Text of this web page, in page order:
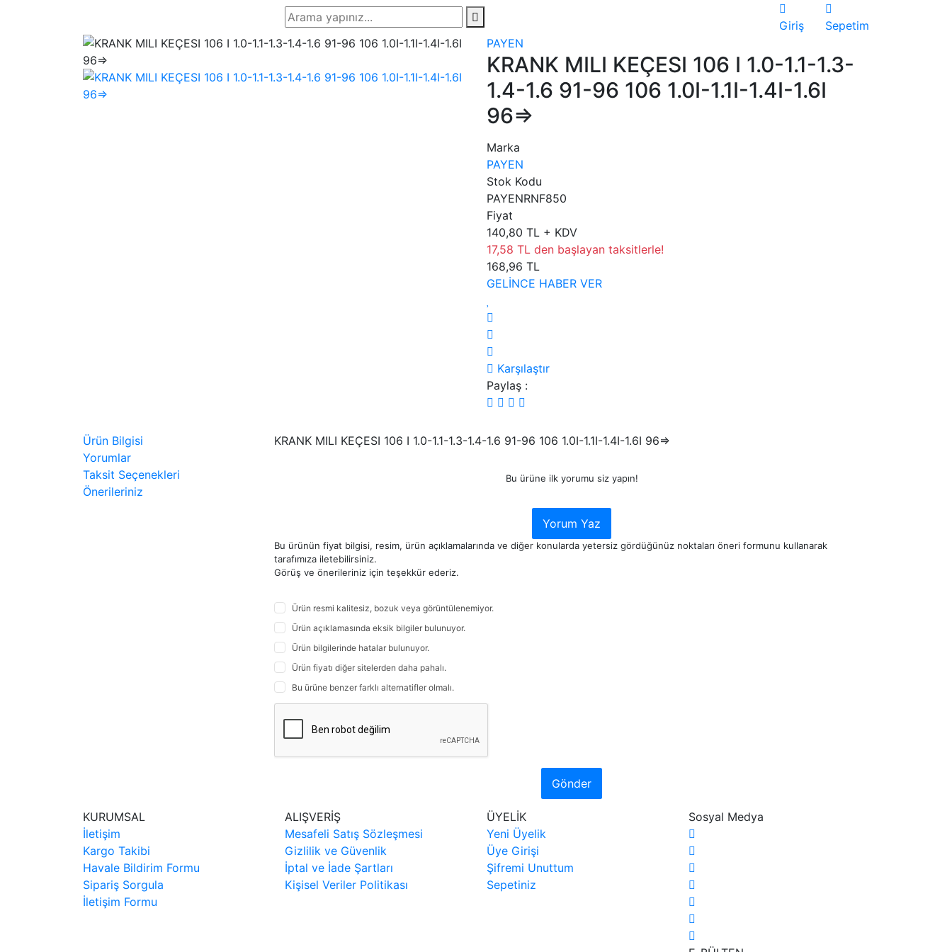
Giriş
Sepetim
PAYEN
KRANK MILI KEÇESI 106 I 1.0-1.1-1.3-
1.4-1.6 91-96 106 1.0I-1.1I-1.4I-1.6I
96=>
Marka
PAYEN
Stok Kodu
PAYENRNF850
Fiyat
140,80 TL + KDV
17,58 TL den başlayan taksitlerle!
168,96 TL
GELİNCE HABER VER
Karşılaştır
Paylaş :
Ürün Bilgisi
Yorumlar
Taksit Seçenekleri
Önerileriniz
KRANK MILI KEÇESI 106 I 1.0-1.1-1.3-1.4-1.6 91-96 106 1.0I-1.1I-1.4I-1.6I 96=>
Bu ürüne ilk yorumu siz yapın!
Yorum Yaz
Bu ürünün fiyat bilgisi, resim, ürün açıklamalarında ve diğer konularda yetersiz gördüğünüz noktaları öneri formunu kullanarak
tarafımıza iletebilirsiniz.
Görüş ve önerileriniz için teşekkür ederiz.
Ürün resmi kalitesiz, bozuk veya görüntülenemiyor.
Ürün açıklamasında eksik bilgiler bulunuyor.
Ürün bilgilerinde hatalar bulunuyor.
Ürün fiyatı diğer sitelerden daha pahalı.
Bu ürüne benzer farklı alternatifler olmalı.
Gönder
KURUMSAL
İletişim
Kargo Takibi
Havale Bildirim Formu
Sipariş Sorgula
İletişim Formu
ALIŞVERİŞ
Mesafeli Satış Sözleşmesi
Gizlilik ve Güvenlik
İptal ve İade Şartları
Kişisel Veriler Politikası
ÜYELİK
Yeni Üyelik
Üye Girişi
Şifremi Unuttum
Sepetiniz
Sosyal Medya